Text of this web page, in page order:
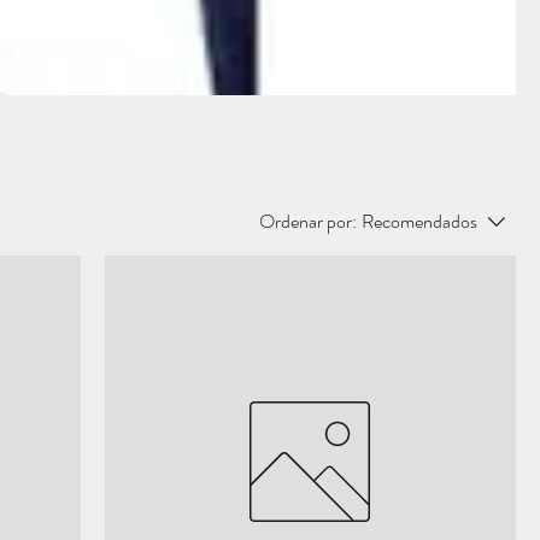
Ordenar por: Recomendados